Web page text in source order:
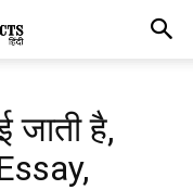
जाती है,